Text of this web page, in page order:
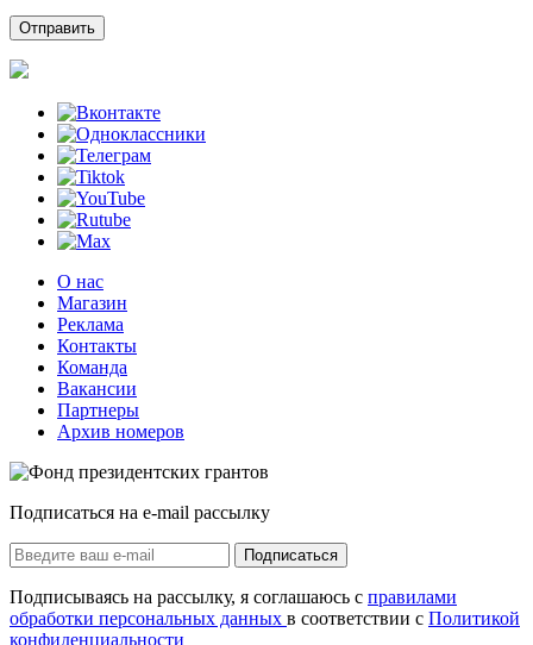
О нас
Магазин
Реклама
Контакты
Команда
Вакансии
Партнеры
Архив номеров
Подписаться на e-mail рассылку
Подписаться
Подписываясь на рассылку, я соглашаюсь с правилами
обработки персональных данных в соответствии с Политикой
конфиденциальности